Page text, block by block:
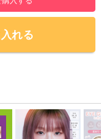
れる